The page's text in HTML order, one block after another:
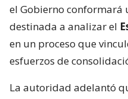
el Gobierno conformará
destinada a analizar el
en un proceso que
esfuerzos de
La autoridad adelantó